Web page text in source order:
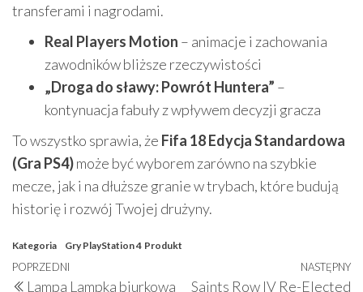
transferami i nagrodami.
Real Players Motion – animacje i zachowania
zawodników bliższe rzeczywistości
„Droga do sławy: Powrót Huntera” –
kontynuacja fabuły z wpływem decyzji gracza
To wszystko sprawia, że Fifa 18 Edycja Standardowa
(Gra PS4)może być wyborem zarówno na szybkie
mecze, jak i na dłuższe granie w trybach, które budują
historię i rozwój Twojej drużyny.
Kategoria Gry PlayStation 4 Produkt
Nawigacja
Poprzedni
POPRZEDNI
Lampa Lampka biurkowa
NASTĘPNY
Saints Row IV Re-Elected